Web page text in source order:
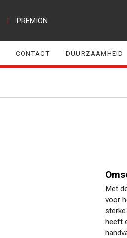
PREMION
CONTACT DUURZAAMHEID
Met
voor
heeft